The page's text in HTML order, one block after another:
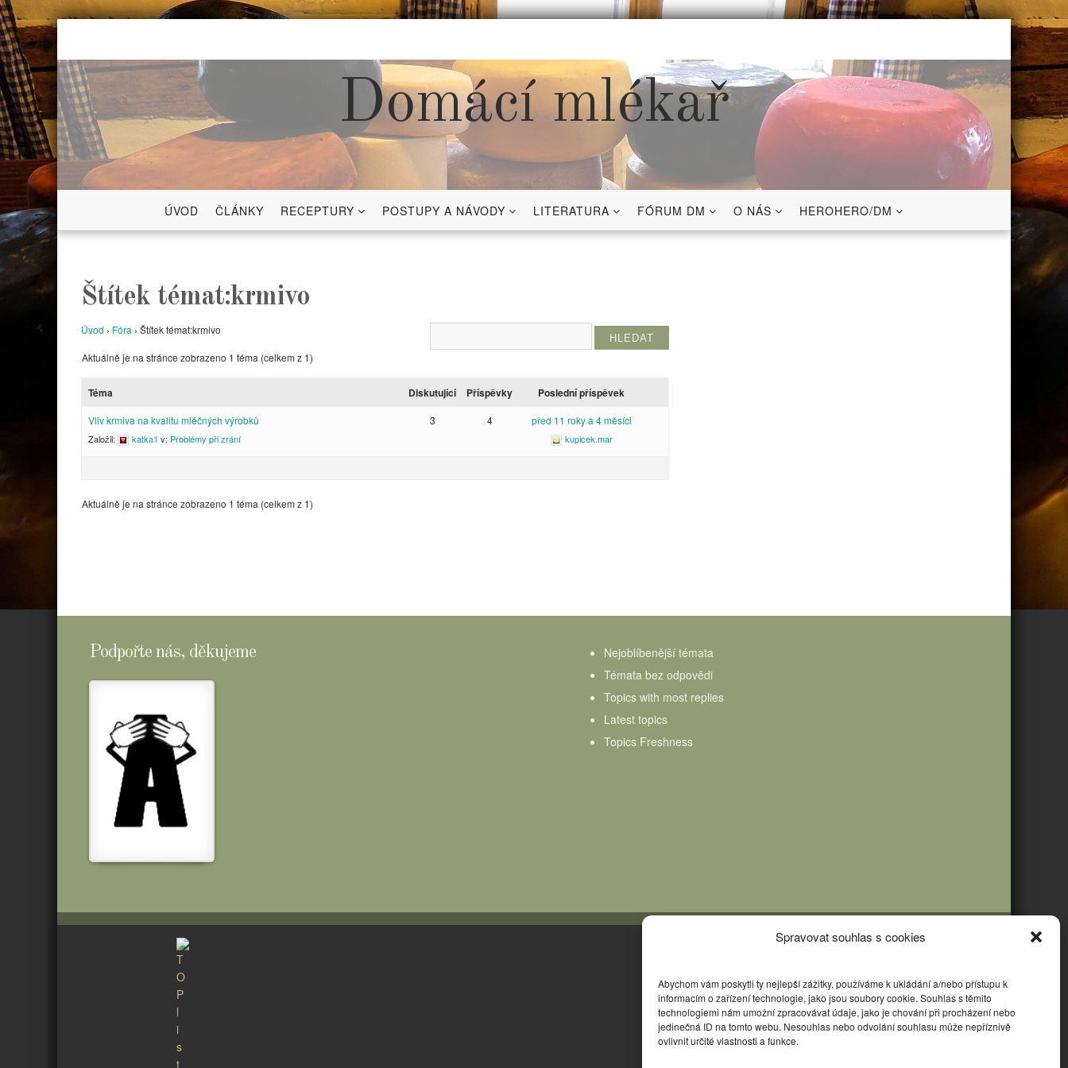
Spravovat souhlas s cookies
Abychom vám poskytli ty nejlepší zážitky, používáme k ukládání a/nebo přístupu k
informacím o zařízení technologie, jako jsou soubory cookie. Souhlas s těmito
technologiemi nám umožní zpracovávat údaje, jako je chování při procházení nebo
jedinečná ID na tomto webu. Nesouhlas nebo odvolání souhlasu může nepříznivě
ovlivnit určité vlastnosti a funkce.
Skip
content
Domácí mlékař
ÚVOD ČLÁNKY RECEPTURY POSTUPY A NÁVODY LITERATURA FÓRUM DM O NÁS HEROHERO/DM
Štítek témat:krmivo
Úvod › Fóra › Štítek témat:krmivo
Aktuálně je na stránce zobrazeno 1 téma (celkem z 1)
Téma Diskutující Příspěvky Poslední příspěvek
Vliv krmiva na kvalitu mléčných výrobků
Založil: katka1 v: Problémy při zrání
3 4 před 11 roky a 4 měsíci
kupicek.mar
Aktuálně je na stránce zobrazeno 1 téma (celkem z 1)
Podpořte nás, děkujeme
Nejoblíbenější témata
Témata bez odpovědi
Topics with most replies
Latest topics
Topics Freshness